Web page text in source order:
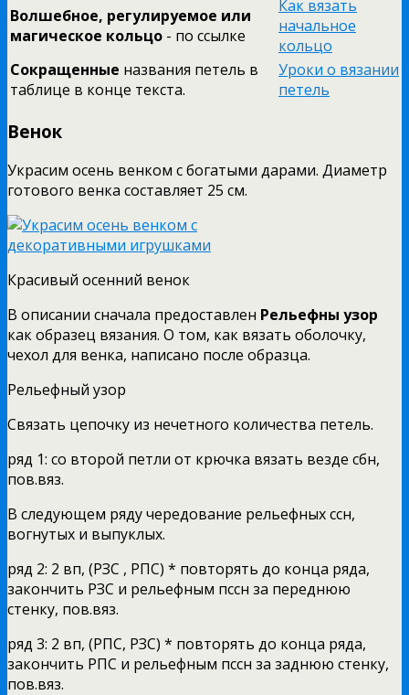
Волшебное, регулируемое или
магическое кольцо - по ссылке
Как вязать
начальное
кольцо
Сокращенные названия петель в
таблице в конце текста.
Уроки о вязании
петель
Венок
Украсим осень венком с богатыми дарами. Диаметр
готового венка составляет 25 см.
Красивый осенний венок
В описании сначала предоставлен Рельефны узор
как образец вязания. О том, как вязать оболочку,
чехол для венка, написано после образца.
Рельефный узор
Связать цепочку из нечетного количества петель.
ряд 1: со второй петли от крючка вязать везде сбн,
пов.вяз.
В следующем ряду чередование рельефных ссн,
вогнутых и выпуклых.
ряд 2: 2 вп, (РЗС , РПС) * повторять до конца ряда,
закончить РЗС и рельефным пссн за переднюю
стенку, пов.вяз.
ряд 3: 2 вп, (РПС, РЗС) * повторять до конца ряда,
закончить РПС и рельефным пссн за заднюю стенку,
пов.вяз.